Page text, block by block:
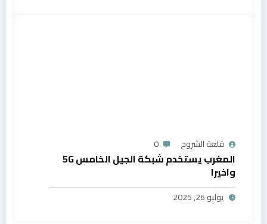
قلعة الشروح 0
المغرب يستخدم شبكة الجيل الخامس 5G
واخيرا
يوليو 26, 2025